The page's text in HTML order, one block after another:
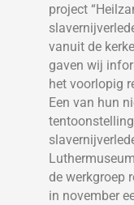
project
vanuit de
gaven wij
het voorlopig
Een van hun
de werkgroep
in november